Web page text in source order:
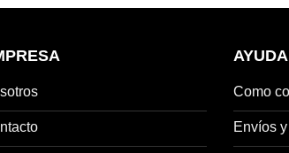
AYUDA
Como
Envíos